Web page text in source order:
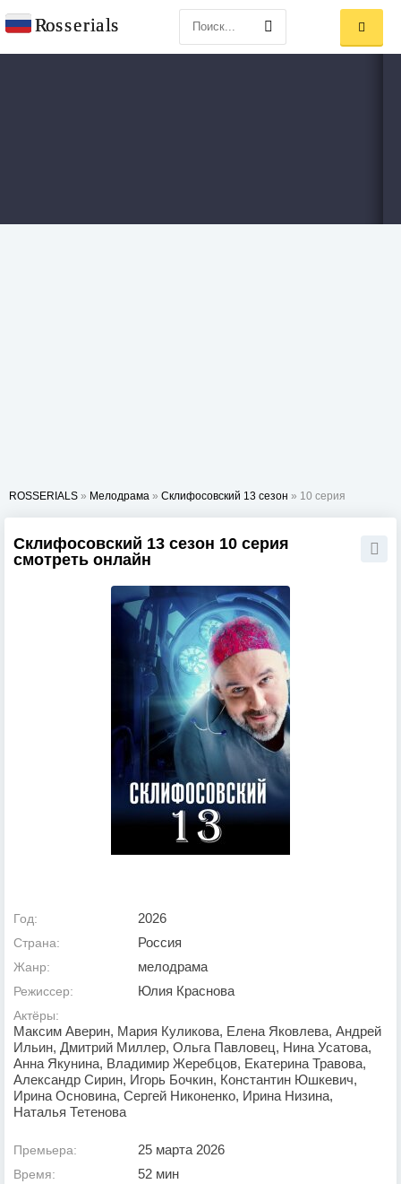
ROSSERIALS » Мелодрама » Склифосовский 13 сезон » 10 серия
Склифосовский 13 сезон 10 серия
смотреть онлайн
Год: 2026
Страна: Россия
Жанр: мелодрама
Режиссер: Юлия Краснова
Актёры:
Максим Аверин, Мария Куликова, Елена Яковлева, Андрей
Ильин, Дмитрий Миллер, Ольга Павловец, Нина Усатова,
Анна Якунина, Владимир Жеребцов, Екатерина Травова,
Александр Сирин, Игорь Бочкин, Константин Юшкевич,
Ирина Основина, Сергей Никоненко, Ирина Низина,
Наталья Тетенова
Премьера: 25 марта 2026
Время: 52 мин